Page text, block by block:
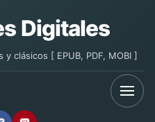
Digitales
clásicos [ EPUB, PDF, MOBI ]